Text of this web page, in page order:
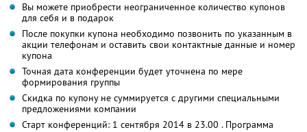
Вы можете приобрести неограниченное количество купонов
для себя и в подарок
После покупки купона необходимо позвонить по указанным в
акции телефонам и оставить свои контактные данные и номер
купона
Точная дата конференции будет уточнена по мере
формирования группы
Скидка по купону не суммируется с другими специальными
предложениями компании
Старт конференций: 1 сентября 2014 в 23.00 . Программа